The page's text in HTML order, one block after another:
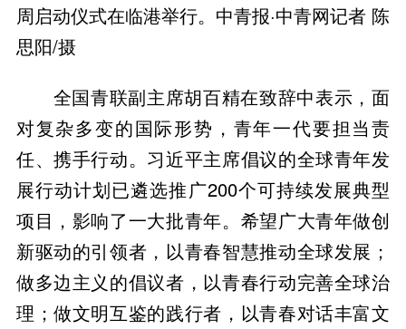
周启动仪式在临港举行。中青报·中青网记者 陈
思阳/摄
全国青联副主席胡百精在致辞中表示，面
对复杂多变的国际形势，青年一代要担当责
任、携手行动。习近平主席倡议的全球青年发
展行动计划已遴选推广200个可持续发展典型
项目，影响了一大批青年。希望广大青年做创
新驱动的引领者，以青春智慧推动全球发展；
做多边主义的倡议者，以青春行动完善全球治
理；做文明互鉴的践行者，以青春对话丰富文